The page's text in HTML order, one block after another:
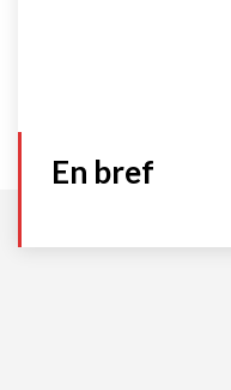
En bref